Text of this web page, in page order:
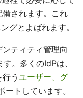
されます。これ
グとよばれます。
ティティ管理向
。多くのIdPは、
う ユーザー、グ
ートしています。